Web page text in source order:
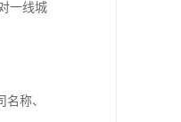
一线城
称、